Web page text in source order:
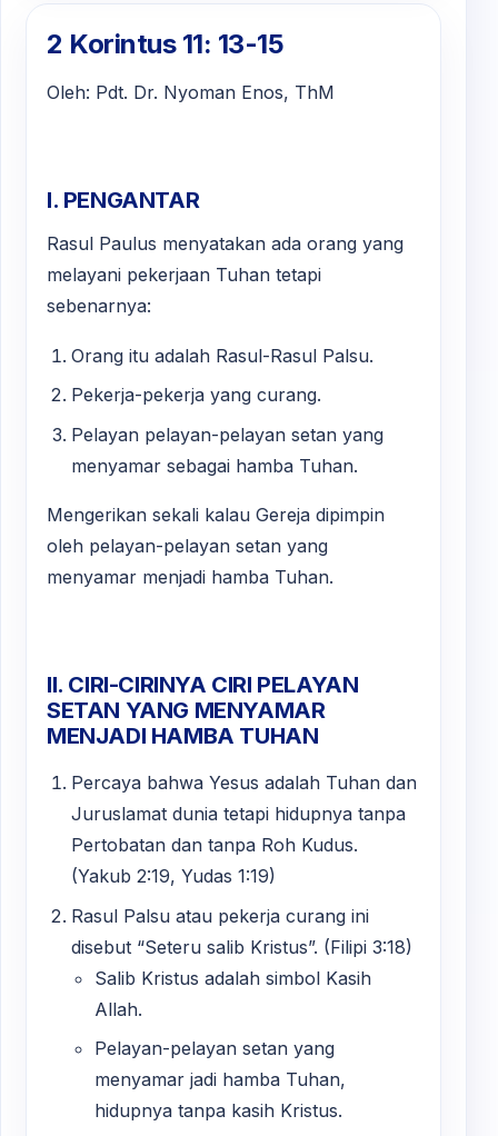
2 Korintus 11: 13-15
Oleh: Pdt. Dr. Nyoman Enos, ThM
I. PENGANTAR
Rasul Paulus menyatakan ada orang yang
melayani pekerjaan Tuhan tetapi
sebenarnya:
Orang itu adalah Rasul-Rasul Palsu.
Pekerja-pekerja yang curang.
Pelayan pelayan-pelayan setan yang
menyamar sebagai hamba Tuhan.
Mengerikan sekali kalau Gereja dipimpin
oleh pelayan-pelayan setan yang
menyamar menjadi hamba Tuhan.
II. CIRI-CIRINYA CIRI PELAYAN
SETAN YANG MENYAMAR
MENJADI HAMBA TUHAN
Percaya bahwa Yesus adalah Tuhan dan
Juruslamat dunia tetapi hidupnya tanpa
Pertobatan dan tanpa Roh Kudus.
(Yakub 2:19, Yudas 1:19)
Rasul Palsu atau pekerja curang ini
disebut “Seteru salib Kristus”. (Filipi 3:18)
Salib Kristus adalah simbol Kasih
Allah.
Pelayan-pelayan setan yang
menyamar jadi hamba Tuhan,
hidupnya tanpa kasih Kristus.